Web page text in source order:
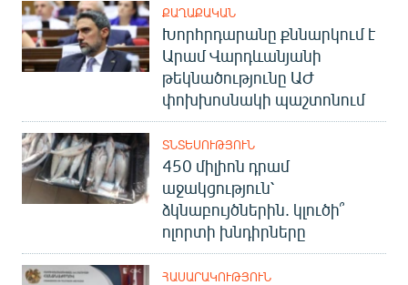
«Ազատության» բոլոր կայքերը
ՔԱՂԱՔԱԿԱՆ
Խորհրդարանը քննարկում է
Արամ Վարդևանյանի
թեկնածությունը ԱԺ
փոխխոսնակի պաշտոնում
ՏՆՏԵՍՈՒԹՅՈՒՆ
450 միլիոն դրամ
աջակցություն՝
ձկնաբույծներին. կլուծի՞
ոլորտի խնդիրները
ՀԱՍԱՐԱԿՈՒԹՅՈՒՆ